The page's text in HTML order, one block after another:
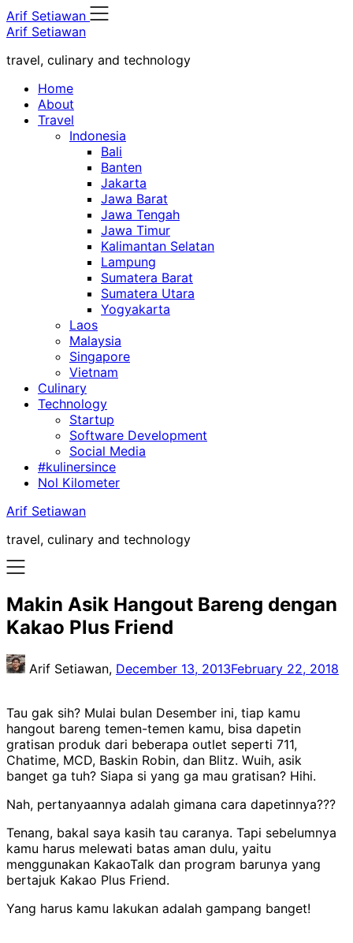
Skip
to
Arif Setiawan
Arif Setiawan
travel, culinary and technology
Home
About
Travel
Indonesia
Bali
Banten
Jakarta
Jawa Barat
Jawa Tengah
Jawa Timur
Kalimantan Selatan
Lampung
Sumatera Barat
Sumatera Utara
Yogyakarta
Laos
Malaysia
Singapore
Vietnam
Culinary
Technology
Startup
Software Development
Social Media
#kulinersince
Nol Kilometer
Arif Setiawan
travel, culinary and technology
Makin Asik Hangout Bareng dengan
Kakao Plus Friend
Arif Setiawan, December 13, 2013February 22, 2018
Tau gak sih? Mulai bulan Desember ini, tiap kamu
hangout bareng temen-temen kamu, bisa dapetin
gratisan produk dari beberapa outlet seperti 711,
Chatime, MCD, Baskin Robin, dan Blitz. Wuih, asik
banget ga tuh? Siapa si yang ga mau gratisan? Hihi.
Nah, pertanyaannya adalah gimana cara dapetinnya???
Tenang, bakal saya kasih tau caranya. Tapi sebelumnya
kamu harus melewati batas aman dulu, yaitu
menggunakan KakaoTalk dan program barunya yang
bertajuk Kakao Plus Friend.
Yang harus kamu lakukan adalah gampang banget!